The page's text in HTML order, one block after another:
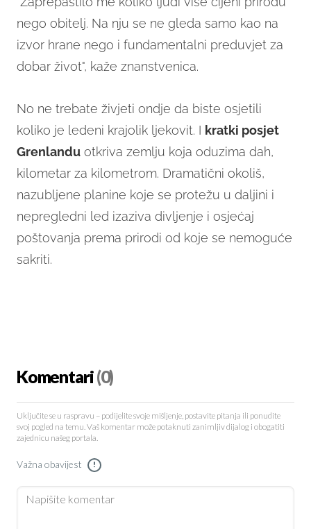
nego obitelj. Na nju se ne gleda samo kao na
izvor hrane nego i fundamentalni preduvjet za
dobar život", kaže znanstvenica.
No ne trebate živjeti ondje da biste osjetili
koliko je ledeni krajolik ljekovit. I kratki posjet
Grenlandu otkriva zemlju koja oduzima dah,
kilometar za kilometrom. Dramatični okoliš,
nazubljene planine koje se protežu u daljini i
nepregledni led izaziva divljenje i osjećaj
poštovanja prema prirodi od koje se nemoguće
sakriti.
Komentari(0)
Uključite se u raspravu – podijelite svoje mišljenje, postavite pitanja ili ponudite
svoj pogled na temu. Vaš komentar može potaknuti zanimljiv dijalog i obogatiti
zajednicu našeg portala.
Važna obavijest !